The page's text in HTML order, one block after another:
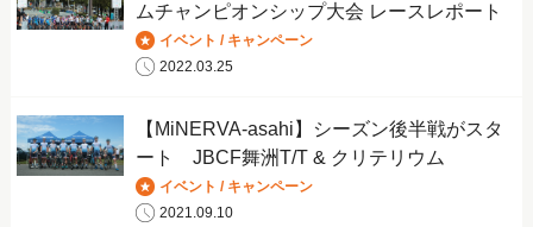
ムチャンピオンシップ大会 レースレポート
イベント / キャンペーン
2022.03.25
【MiNERVA-asahi】シーズン後半戦がスタ
ート JBCF舞洲T/T & クリテリウム
イベント / キャンペーン
2021.09.10